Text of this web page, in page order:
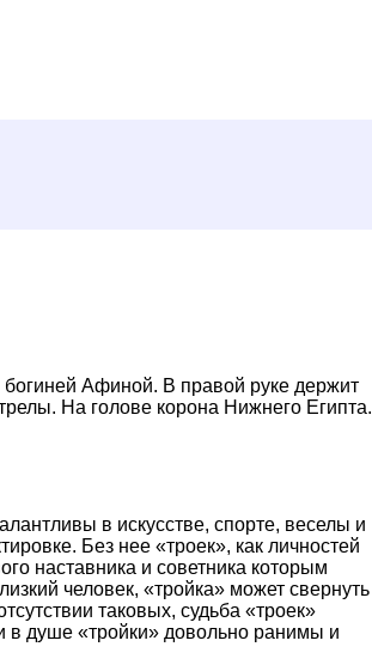
Афиной. В правой руке держит
На голове корона Нижнего Египта.
в искусстве, спорте, веселы и
Без нее «троек», как личностей
наставника и советника которым
человек, «тройка» может свернуть
таковых, судьба «троек»
в душе «тройки» довольно ранимы и